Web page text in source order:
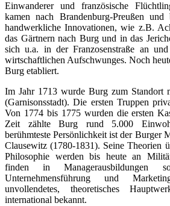
Einwanderer und französische
kamen nach Brandenburg-Preußen
handwerkliche Innovationen, wie z.B.
das Gärtnern nach Burg und in das
sich u.a. in der Franzosenstraße an
wirtschaftlichen Aufschwunges. Noch
Burg etabliert.
Im Jahr 1713 wurde Burg zum Standort
(Garnisonsstadt). Die ersten Truppen
Von 1774 bis 1775 wurden die ersten
Zeit zählte Burg rund 5.000
berühmteste Persönlichkeit ist der Burger
Clausewitz (1780-1831). Seine Theorien
Philosophie werden bis heute an
finden in Managerausbildungen
Unternehmensführung und
unvollendetes, theoretisches
international bekannt.